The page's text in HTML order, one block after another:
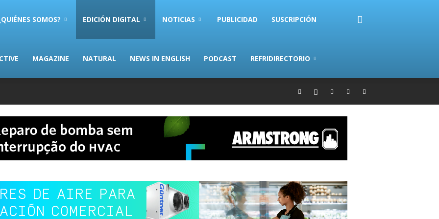
SOMOS? EDICIÓN DIGITAL NOTICIAS PUBLICIDAD SUSCRIPCIÓN
MAGAZINE NATURAL NEWS IN ENGLISH PODCAST REFRIDIRECTORIO